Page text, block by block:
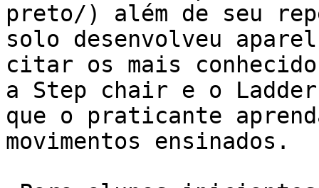
preto/) além de seu
solo desenvolveu
citar os mais
a Step chair e o
que o praticante
movimentos ensinados.